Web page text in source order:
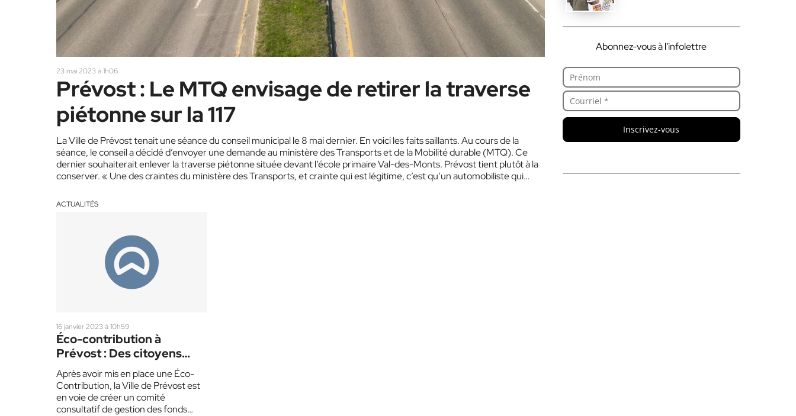
23 mai 2023 à 1h06
Prévost : Le MTQ envisage de retirer la traverse
piétonne sur la 117
La Ville de Prévost tenait une séance du conseil municipal le 8 mai dernier. En voici les faits saillants. Au cours de la
séance, le conseil a décidé d’envoyer une demande au ministère des Transports et de la Mobilité durable (MTQ). Ce
dernier souhaiterait enlever la traverse piétonne située devant l’école primaire Val-des-Monts. Prévost tient plutôt à la
conserver. « Une des craintes du ministère des Transports, et crainte qui est légitime, c’est qu’un automobiliste qui…
ACTUALITÉS
16 janvier 2023 à 10h59
Éco-contribution à
Prévost : Des citoyens
consultants à la gestion du
fonds
Après avoir mis en place une Éco-
Contribution, la Ville de Prévost est
en voie de créer un comité
consultatif de gestion des fonds
Abonnez-vous à l'infolettre
Inscrivez-vous